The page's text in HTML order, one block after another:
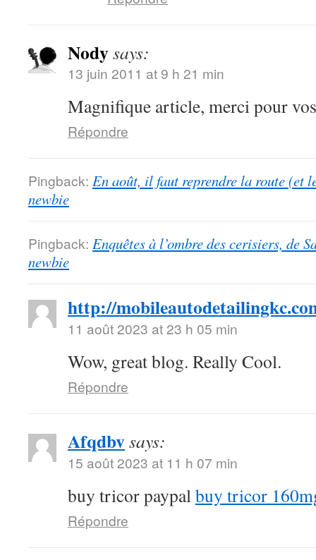
Nodysays:
13 juin 2011 at 9 h 21 min
Magnifique article, merci pour
Répondre
Pingback: En août, il faut reprendre la route (et
newbie
Pingback: Enquêtes à l’ombre des cerisiers, de
newbie
http://
11 août 2023 at 23 h 05 min
Wow, great blog. Really Cool.
Répondre
Afqdbvsays:
15 août 2023 at 11 h 07 min
buy tricor paypal buy tricor
Répondre